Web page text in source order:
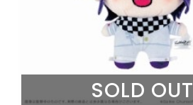
SOLD OUT